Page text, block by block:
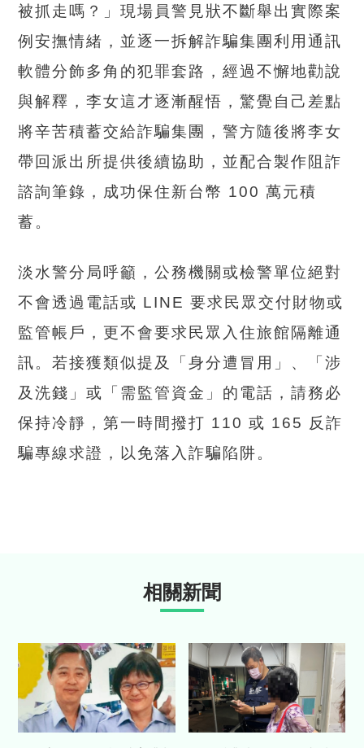
被抓走嗎？」現場員警見狀不斷舉出實際案
例安撫情緒，並逐一拆解詐騙集團利用通訊
軟體分飾多角的犯罪套路，經過不懈地勸說
與解釋，李女這才逐漸醒悟，驚覺自己差點
將辛苦積蓄交給詐騙集團，警方隨後將李女
帶回派出所提供後續協助，並配合製作阻詐
諮詢筆錄，成功保住新台幣 100 萬元積
蓄。
淡水警分局呼籲，公務機關或檢警單位絕對
不會透過電話或 LINE 要求民眾交付財物或
監管帳戶，更不會要求民眾入住旅館隔離通
訊。若接獲類似提及「身分遭冒用」、「涉
及洗錢」或「需監管資金」的電話，請務必
保持冷靜，第一時間撥打 110 或 165 反詐
騙專線求證，以免落入詐騙陷阱。
相關新聞